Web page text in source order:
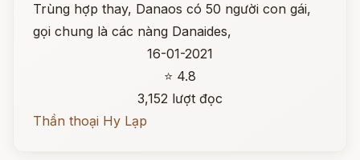
Trùng hợp thay, Danaos có 50 người con gái,
gọi chung là các nàng Danaides,
16-01-2021
⭐ 4.8
3,152 lượt đọc
Thần thoại Hy Lạp